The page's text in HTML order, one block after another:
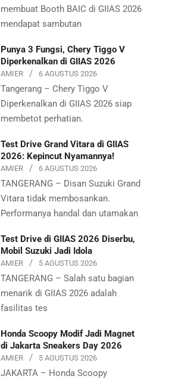
membuat Booth BAIC di GIIAS 2026
mendapat sambutan
Punya 3 Fungsi, Chery Tiggo V
Diperkenalkan di GIIAS 2026
AMIER 6 AGUSTUS 2026
Tangerang – Chery Tiggo V
Diperkenalkan di GIIAS 2026 siap
membetot perhatian.
Test Drive Grand Vitara di GIIAS
2026: Kepincut Nyamannya!
AMIER 6 AGUSTUS 2026
TANGERANG – Disan Suzuki Grand
Vitara tidak membosankan.
Performanya handal dan utamakan
Test Drive di GIIAS 2026 Diserbu,
Mobil Suzuki Jadi Idola
AMIER 5 AGUSTUS 2026
TANGERANG – Salah satu bagian
menarik di GIIAS 2026 adalah
fasilitas tes
Honda Scoopy Modif Jadi Magnet
di Jakarta Sneakers Day 2026
AMIER 5 AGUSTUS 2026
JAKARTA – Honda Scoopy